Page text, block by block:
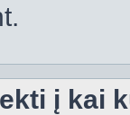
į kai